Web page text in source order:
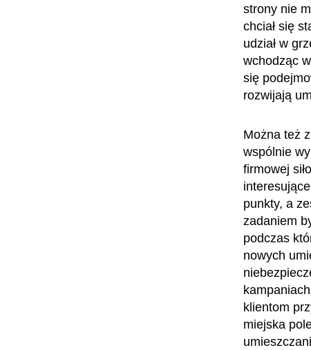
strony nie
chciał się
udział w
wchodząc
się
rozwijają
Można też
wspólnie
firmowej
punkty, a
zadaniem
podczas
nowych
klientom
miejska